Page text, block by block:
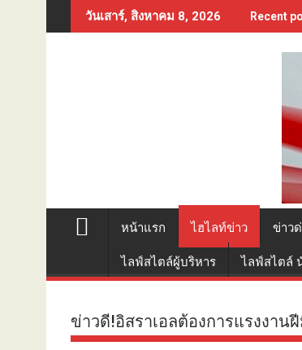
to
วันเสาร์, สิงหาคม 8, 2026 Recent
หน้าแรก ไฮไลท์ข่าว ข่าว
ไลฟ์สไตล์ผู้บริหาร ไลฟ์สไตล์
ข่าวดี!อิสราเอลต้องการแรงงา